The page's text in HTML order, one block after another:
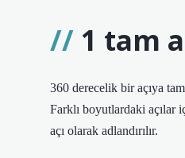
1 tam
360 derecelik bir açıya
Farklı boyutlardaki açılar
açı olarak adlandırılır.